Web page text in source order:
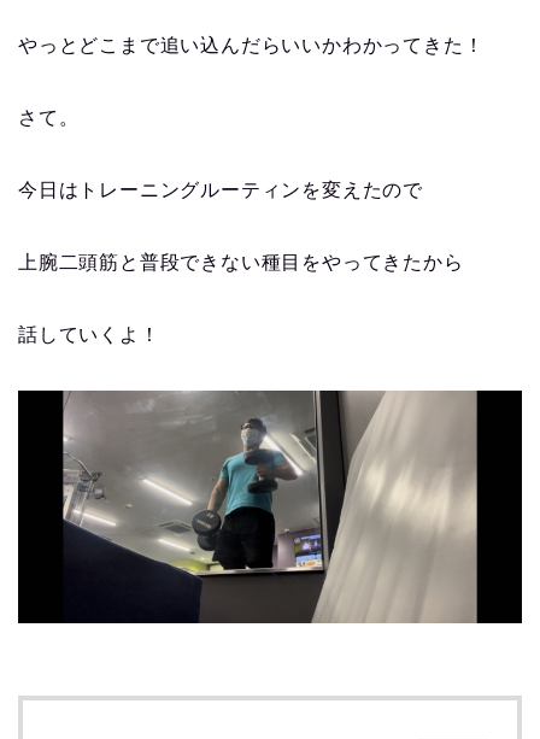
やっとどこまで追い込んだらいいかわかってきた！
さて。
今日はトレーニングルーティンを変えたので
上腕二頭筋と普段できない種目をやってきたから
話していくよ！